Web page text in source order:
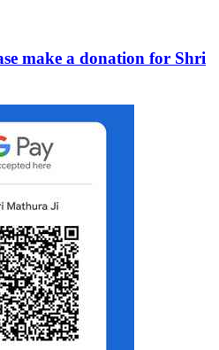
make a donation for Shri